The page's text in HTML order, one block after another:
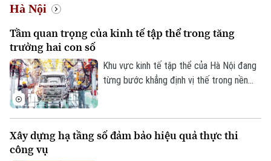
Hà Nội
Tầm quan trọng của kinh tế tập thể trong tăng
trưởng hai con số
Khu vực kinh tế tập thể của Hà Nội đang
từng bước khẳng định vị thế trong nền
thôn và thúc đẩy tiêu dùng. Đặc biệt, để
Xây dựng hạ tầng số đảm bảo hiệu quả thực thi
công vụ